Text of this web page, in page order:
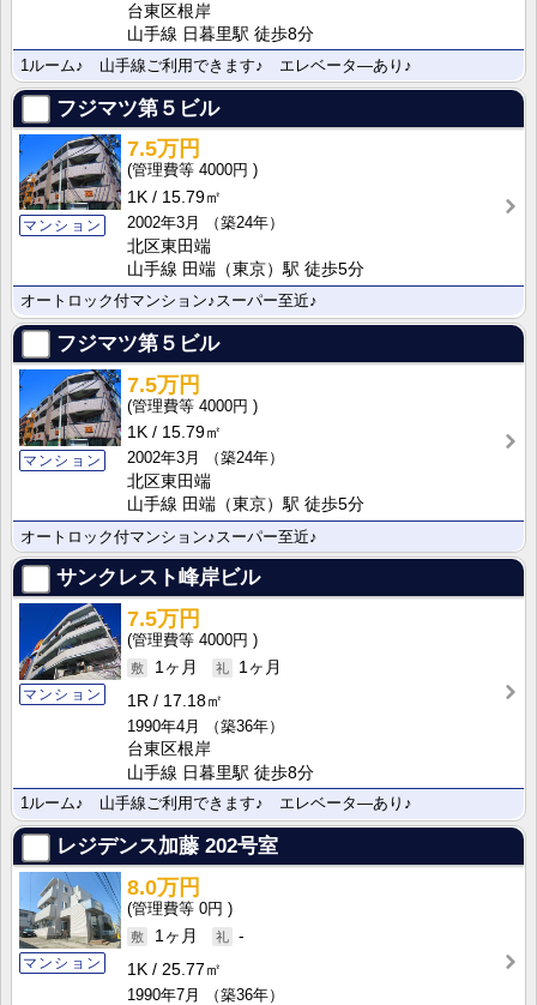
台東区根岸
山手線 日暮里駅 徒歩8分
1ルーム♪ 山手線ご利用できます♪ エレベータ―あり♪
フジマツ第５ビル
マンション
7.5万円
4000円
1K
15.79㎡
2002年3月
（築24年）
北区東田端
山手線 田端（東京）駅 徒歩5分
オートロック付マンション♪スーパー至近♪
フジマツ第５ビル
マンション
7.5万円
4000円
1K
15.79㎡
2002年3月
（築24年）
北区東田端
山手線 田端（東京）駅 徒歩5分
オートロック付マンション♪スーパー至近♪
サンクレスト峰岸ビル
マンション
7.5万円
4000円
1ヶ月
1ヶ月
1R
17.18㎡
1990年4月
（築36年）
台東区根岸
山手線 日暮里駅 徒歩8分
1ルーム♪ 山手線ご利用できます♪ エレベータ―あり♪
レジデンス加藤 202号室
マンション
8.0万円
0円
1ヶ月
-
1K
25.77㎡
1990年7月
（築36年）